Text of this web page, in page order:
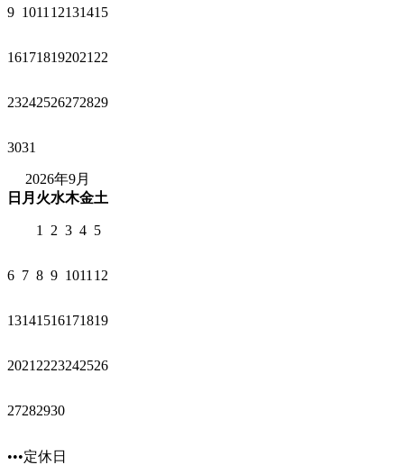
9 1011 12131415
161718192021 22
23242526272829
3031
2026年9月
日 月 火水木金土
1 2 3 4 5
6 7 8 9 1011 12
13141516171819
2021 2223242526
27282930
•••定休日